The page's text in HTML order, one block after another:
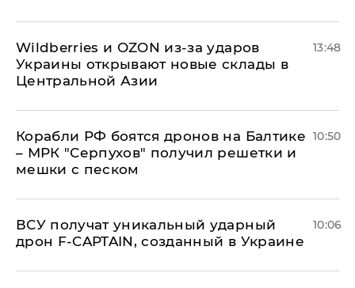
Wildberries и OZON из-за ударов
Украины открывают новые склады в
Центральной Азии
13:48
Корабли РФ боятся дронов на Балтике
– МРК "Серпухов" получил решетки и
мешки с песком
10:50
ВСУ получат уникальный ударный
дрон F-CAPTAIN, созданный в Украине
10:06